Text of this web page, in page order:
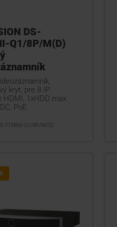
DS-
Q1/8P/M(D)
kryt, pre 8 IP
HDMI, 1xHDD max.
PoE
7108NI-Q1/8P/M(D)